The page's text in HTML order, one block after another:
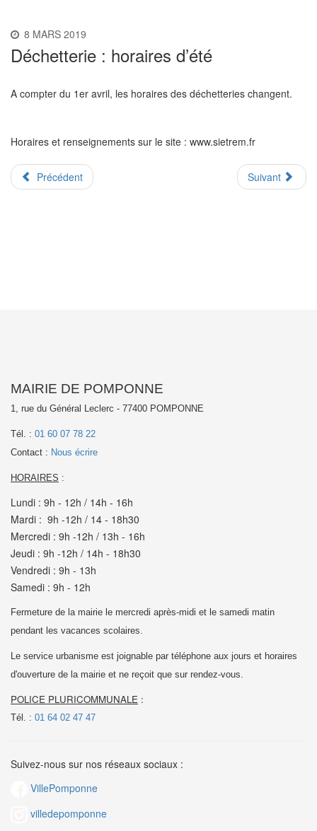
8 MARS 2019
Déchetterie : horaires d’été
A compter du 1er avril, les horaires des déchetteries changent.
Horaires et renseignements sur le site : www.sietrem.fr
Précédent Suivant
MAIRIE DE POMPONNE
1, rue du Général Leclerc - 77400 POMPONNE
Tél. : 01 60 07 78 22
Contact : Nous écrire
HORAIRES :
Lundi : 9h - 12h / 14h - 16h
Mardi : 9h -12h / 14 - 18h30
Mercredi : 9h -12h / 13h - 16h
Jeudi : 9h -12h / 14h - 18h30
Vendredi : 9h - 13h
Samedi : 9h - 12h
Fermeture de la mairie le mercredi après-midi et le samedi matin
pendant les vacances scolaires.
Le service urbanisme est joignable par téléphone aux jours et horaires
d'ouverture de la mairie et ne reçoit que sur rendez-vous.
POLICE PLURICOMMUNALE :
Tél. : 01 64 02 47 47
Suivez-nous sur nos réseaux sociaux :
VillePomponne
villedepomponne